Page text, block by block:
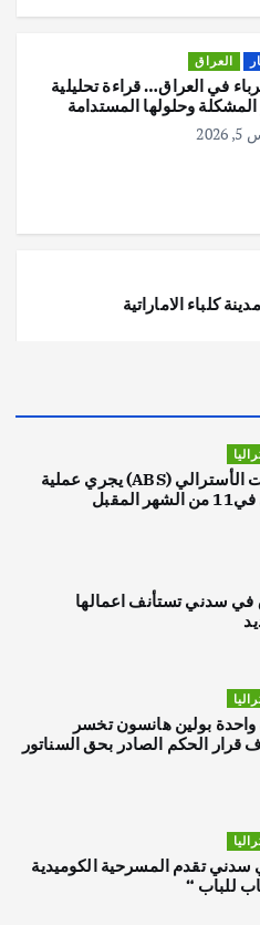
العراق
في العراق… قراءة تحليلية
وحلولها المستدامة
كلباء الاماراتية
بلعبة كمال الاجسام
الاماراتية
مكتب الإحصاءات الأسترالي (ABS) يجري عملية
في سدني تستأنف اعمالها
بولين هانسون تخسر
قرار الحكم الصادر بحق السناتور
تقدم المسرحية الكوميدية
للباب “